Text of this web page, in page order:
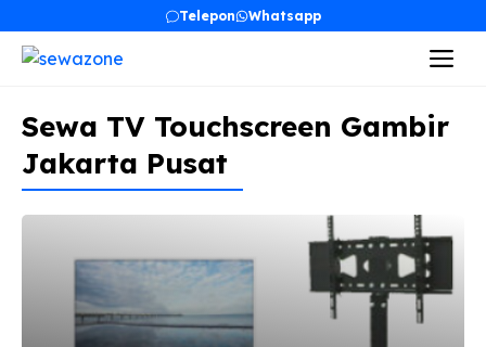
content
Telepon Whatsapp
Sewa TV Touchscreen Gambir
Jakarta Pusat